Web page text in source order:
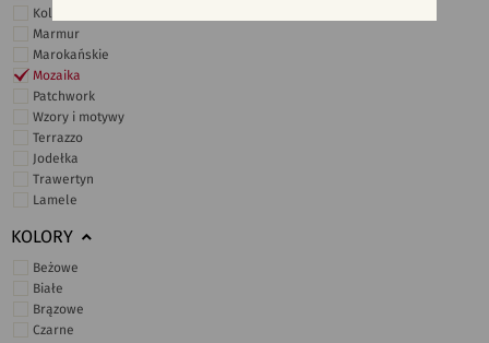
Kolor
Marmur
Marokańskie
Mozaika
Patchwork
Wzory i motywy
Terrazzo
Jodełka
Trawertyn
Lamele
KOLORY
Beżowe
Białe
Brązowe
Czarne